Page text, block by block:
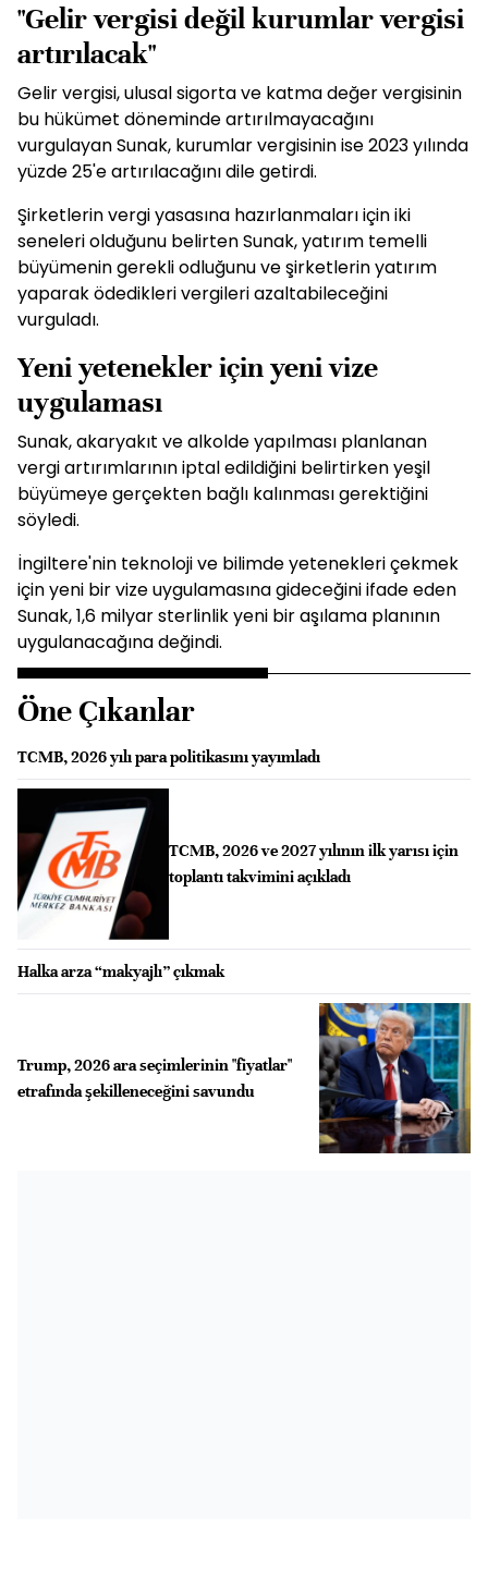
"Gelir vergisi değil kurumlar vergisi
artırılacak"
Gelir vergisi, ulusal sigorta ve katma değer vergisinin
bu hükümet döneminde artırılmayacağını
vurgulayan Sunak, kurumlar vergisinin ise 2023 yılında
yüzde 25'e artırılacağını dile getirdi.
Şirketlerin vergi yasasına hazırlanmaları için iki
seneleri olduğunu belirten Sunak, yatırım temelli
büyümenin gerekli odluğunu ve şirketlerin yatırım
yaparak ödedikleri vergileri azaltabileceğini
vurguladı.
Yeni yetenekler için yeni vize
uygulaması
Sunak, akaryakıt ve alkolde yapılması planlanan
vergi artırımlarının iptal edildiğini belirtirken yeşil
büyümeye gerçekten bağlı kalınması gerektiğini
söyledi.
İngiltere'nin teknoloji ve bilimde yetenekleri çekmek
için yeni bir vize uygulamasına gideceğini ifade eden
Sunak, 1,6 milyar sterlinlik yeni bir aşılama planının
uygulanacağına değindi.
Öne Çıkanlar
TCMB, 2026 yılı para politikasını yayımladı
TCMB, 2026 ve 2027 yılının ilk yarısı için
toplantı takvimini açıkladı
Halka arza “makyajlı” çıkmak
Trump, 2026 ara seçimlerinin "fiyatlar"
etrafında şekilleneceğini savundu